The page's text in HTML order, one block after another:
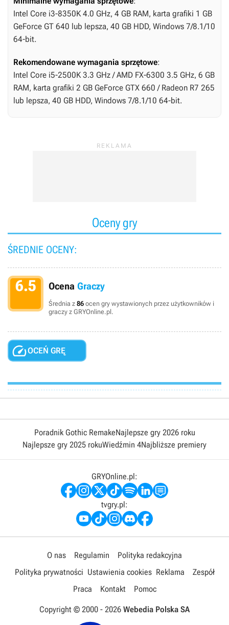
Intel Core i3-8350K 4.0 GHz, 4 GB RAM, karta grafiki 1 GB
GeForce GT 640 lub lepsza, 40 GB HDD, Windows 7/8.1/10
64-bit.
Rekomendowane wymagania sprzętowe:
Intel Core i5-2500K 3.3 GHz / AMD FX-6300 3.5 GHz, 6 GB
RAM, karta grafiki 2 GB GeForce GTX 660 / Radeon R7 265
lub lepsza, 40 GB HDD, Windows 7/8.1/10 64-bit.
Oceny gry
ŚREDNIE OCENY:
6.5 Ocena Graczy
Średnia z 86 ocen gry wystawionych przez użytkowników i
graczy z GRYOnline.pl.
OCEŃ GRĘ
Poradnik Gothic RemakeNajlepsze gry 2026 roku
Najlepsze gry 2025 rokuWiedźmin 4Najbliższe premiery
GRYOnline.pl:
tvgry.pl:
O nas Regulamin
Polityka redakcyjna
Polityka prywatności Ustawienia cookies Reklama
Zespół
Praca
Kontakt Pomoc
Copyright © 2000 - 2026 Webedia Polska SA